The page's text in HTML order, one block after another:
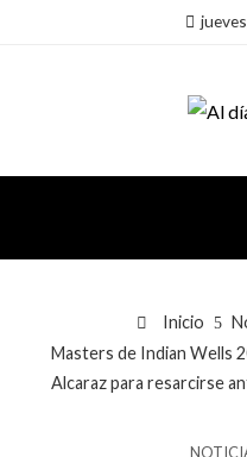
Inicio
Masters de Indian Wells
Alcaraz para resarcirse